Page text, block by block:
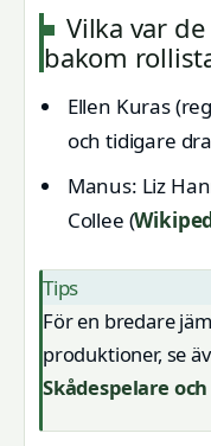
Vilka var
bakom
Ellen Kuras
och tidigare
Manus: Liz
Collee (
Tips
För en bredare
produktioner, se
Skådespelare